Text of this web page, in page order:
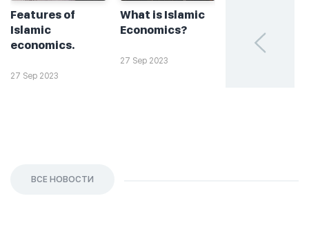
Features of
Islamic
economics.
27 Sep 2023
What is Islamic
Economics?
27 Sep 2023
халяльное
ВСЕ НОВОСТИ